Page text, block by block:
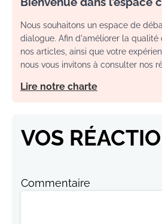
Nous souhaitons un espace de
dialogue. Afin d'améliorer la qualité
nos articles, ainsi que votre
nous vous invitons à consulter nos
Lire notre charte
VOS
Commentaire